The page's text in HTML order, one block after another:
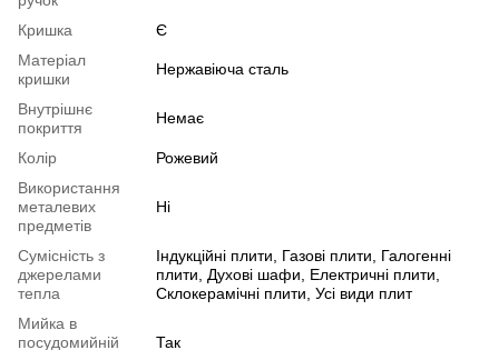
Кришка
Є
Матеріал
кришки
Нержавіюча сталь
Внутрішнє
покриття
Немає
Колір
Рожевий
Використання
металевих
предметів
Ні
Сумісність з
джерелами
тепла
Індукційні плити, Газові плити, Галогенні
плити, Духові шафи, Електричні плити,
Склокерамічні плити, Усі види плит
Мийка в
посудомийній
Так